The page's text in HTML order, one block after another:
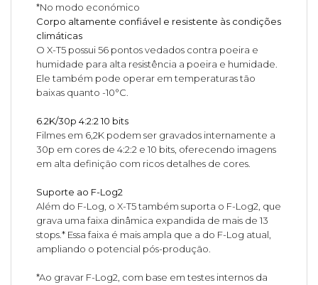
*No modo económico
Corpo altamente confiável e resistente às condições
climáticas
O X-T5 possui 56 pontos vedados contra poeira e
humidade para alta resistência a poeira e humidade.
Ele também pode operar em temperaturas tão
baixas quanto -10°C.
6.2K/30p 4:2:2 10 bits
Filmes em 6,2K podem ser gravados internamente a
30p em cores de 4:2:2 e 10 bits, oferecendo imagens
em alta definição com ricos detalhes de cores.
Suporte ao F-Log2
Além do F-Log, o X-T5 também suporta o F-Log2, que
grava uma faixa dinâmica expandida de mais de 13
stops.* Essa faixa é mais ampla que a do F-Log atual,
ampliando o potencial pós-produção.
*Ao gravar F-Log2, com base em testes internos da